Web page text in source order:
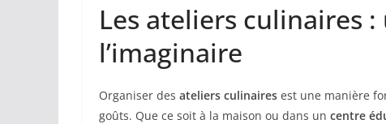
Les ateliers culinaires
l’imaginaire
Organiser des ateliers culinaires est une manière
goûts. Que ce soit à la maison ou dans un centre